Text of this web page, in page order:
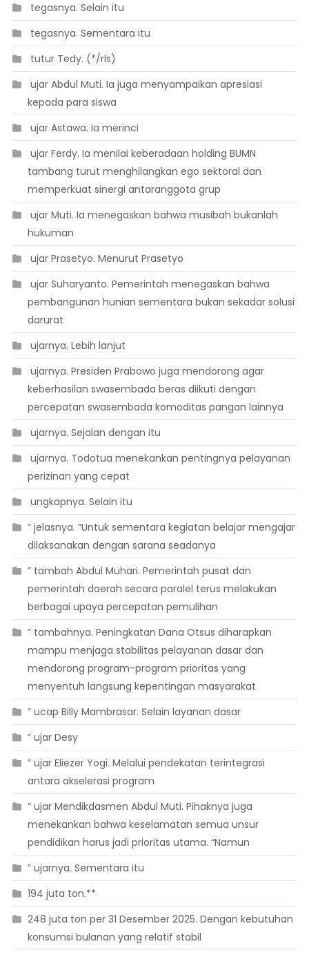
 tegasnya. Selain itu
 tegasnya. Sementara itu
 tutur Tedy. (*/rls)
 ujar Abdul Muti. Ia juga menyampaikan apresiasi
kepada para siswa
 ujar Astawa. Ia merinci
 ujar Ferdy. Ia menilai keberadaan holding BUMN
tambang turut menghilangkan ego sektoral dan
memperkuat sinergi antaranggota grup
 ujar Muti. Ia menegaskan bahwa musibah bukanlah
hukuman
 ujar Prasetyo. Menurut Prasetyo
 ujar Suharyanto. Pemerintah menegaskan bahwa
pembangunan hunian sementara bukan sekadar solusi
darurat
 ujarnya. Lebih lanjut
 ujarnya. Presiden Prabowo juga mendorong agar
keberhasilan swasembada beras diikuti dengan
percepatan swasembada komoditas pangan lainnya
 ujarnya. Sejalan dengan itu
 ujarnya. Todotua menekankan pentingnya pelayanan
perizinan yang cepat
 ungkapnya. Selain itu
” jelasnya. “Untuk sementara kegiatan belajar mengajar
dilaksanakan dengan sarana seadanya
” tambah Abdul Muhari. Pemerintah pusat dan
pemerintah daerah secara paralel terus melakukan
berbagai upaya percepatan pemulihan
” tambahnya. Peningkatan Dana Otsus diharapkan
mampu menjaga stabilitas pelayanan dasar dan
mendorong program-program prioritas yang
menyentuh langsung kepentingan masyarakat
” ucap Billy Mambrasar. Selain layanan dasar
” ujar Desy
” ujar Eliezer Yogi. Melalui pendekatan terintegrasi
antara akselerasi program
” ujar Mendikdasmen Abdul Muti. Pihaknya juga
menekankan bahwa keselamatan semua unsur
pendidikan harus jadi prioritas utama. “Namun
” ujarnya. Sementara itu
194 juta ton.**
248 juta ton per 31 Desember 2025. Dengan kebutuhan
konsumsi bulanan yang relatif stabil